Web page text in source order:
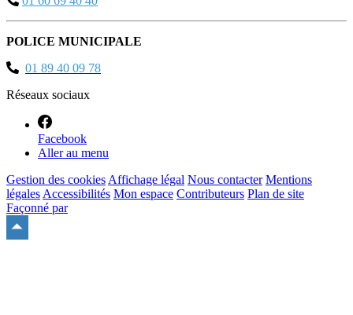
POLICE MUNICIPALE
01 89 40 09 78
Réseaux sociaux
Facebook
Aller au menu
Gestion des cookies Affichage légal Nous contacter Mentions
légales Accessibilités Mon espace Contributeurs Plan de site
Façonné par